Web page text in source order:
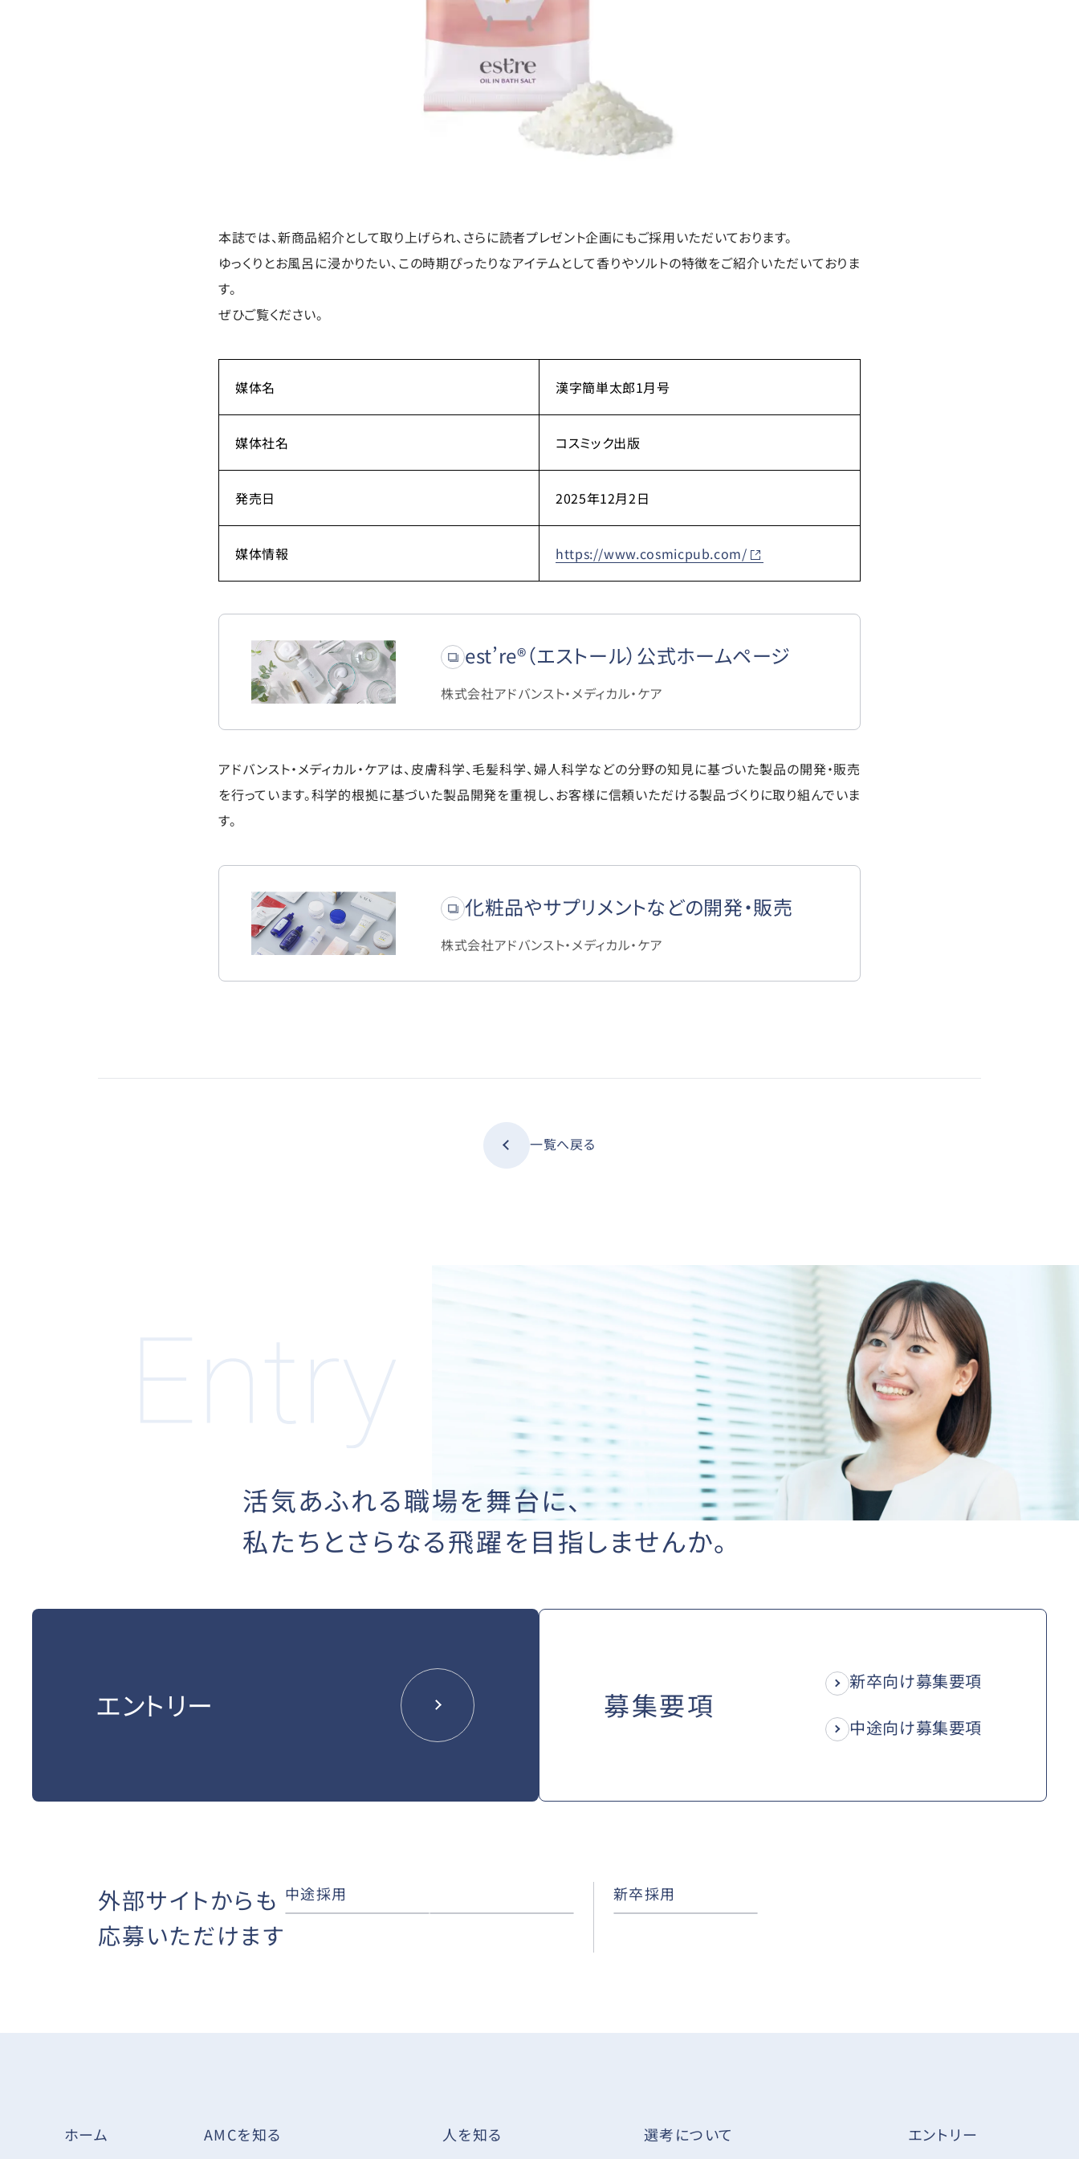
本誌では、新商品紹介として取り上げられ、さらに読者プレゼント企画にもご採用いただいております。
ゆっくりとお風呂に浸かりたい、この時期ぴったりなアイテムとして香りやソルトの特徴をご紹介いただいておりま
す。
ぜひご覧ください。
媒体名 漢字簡単太郎1月号
媒体社名 コスミック出版
発売日 2025年12月2日
媒体情報 https://www.cosmicpub.com/
est’re®（エストール）公式ホームページ
株式会社アドバンスト・メディカル・ケア
アドバンスト・メディカル・ケアは、皮膚科学、毛髪科学、婦人科学などの分野の知見に基づいた製品の開発・販売
を行っています。科学的根拠に基づいた製品開発を重視し、お客様に信頼いただける製品づくりに取り組んでいま
す。
化粧品やサプリメントなどの開発・販売
株式会社アドバンスト・メディカル・ケア
一覧へ戻る
活気あふれる職場を舞台に、
私たちとさらなる飛躍を目指しませんか。
エントリー 募集要項
新卒向け募集要項
中途向け募集要項
外部サイトからも
応募いただけます
中途採用 新卒採用
ホーム AMCを知る 人を知る 選考について エントリー